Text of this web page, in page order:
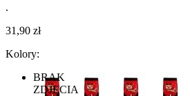
.
31,90 zł
Kolory:
BRAK
ZDJĘCIA